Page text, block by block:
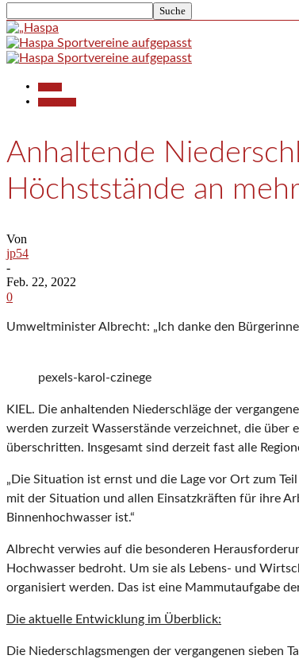
Anhaltende
Höchststände an
Von
jp54
-
Feb. 22, 2022
0
Umweltminister Albrecht: „Ich danke den
pexels-karol-czinege
KIEL. Die anhaltenden Niederschläge der
werden zurzeit Wasserstände ver­zeichnet, die über
überschritten. Insgesamt sind derzeit fast alle
„Die Situation ist ernst und die Lage vor Ort zum
mit der Situation und allen Einsatzkräften für ihre
Binnenhochwasser ist.“
Albrecht verwies auf die besonderen
Hochwasser bedroht. Um sie als Lebens- und
organisiert werden. Das ist eine Mammutaufgabe
Die aktuelle Entwicklung im Überblick:
Die Niederschlagsmengen der vergangenen